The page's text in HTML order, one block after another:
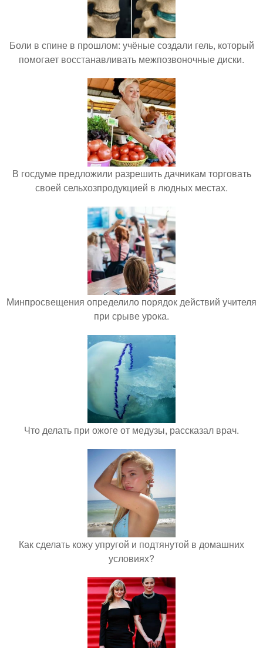
Боли в спине в прошлом: учёные создали гель, который
помогает восстанавливать межпозвоночные диски.
В госдуме предложили разрешить дачникам торговать
своей сельхозпродукцией в людных местах.
Минпросвещения определило порядок действий учителя
при срыве урока.
Что делать при ожоге от медузы, рассказал врач.
Как сделать кожу упругой и подтянутой в домашних
условиях?